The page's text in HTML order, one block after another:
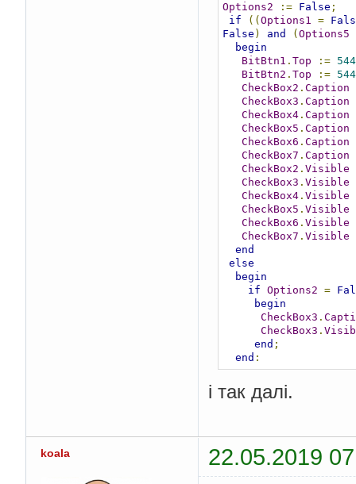
Options2 := False ;
if
(( Options1 =
False ) and ( Options5
begin
BitBtn1 . Top := 544
BitBtn2 . Top := 544
CheckBox2 . Caption
CheckBox3 . Caption
CheckBox4. Caption
CheckBox5 . Caption
CheckBox6 . Caption
CheckBox7 . Caption
CheckBox2 . Visible
CheckBox3 . Visible
CheckBox4. Visible
CheckBox5 . Visible
CheckBox6 . Visible
CheckBox7 . Visible
end
else
begin
if Options2 =
begin
CheckBox3 .
CheckBox3 .
end ;
end ;
і так далі.
koala 22.05.2019